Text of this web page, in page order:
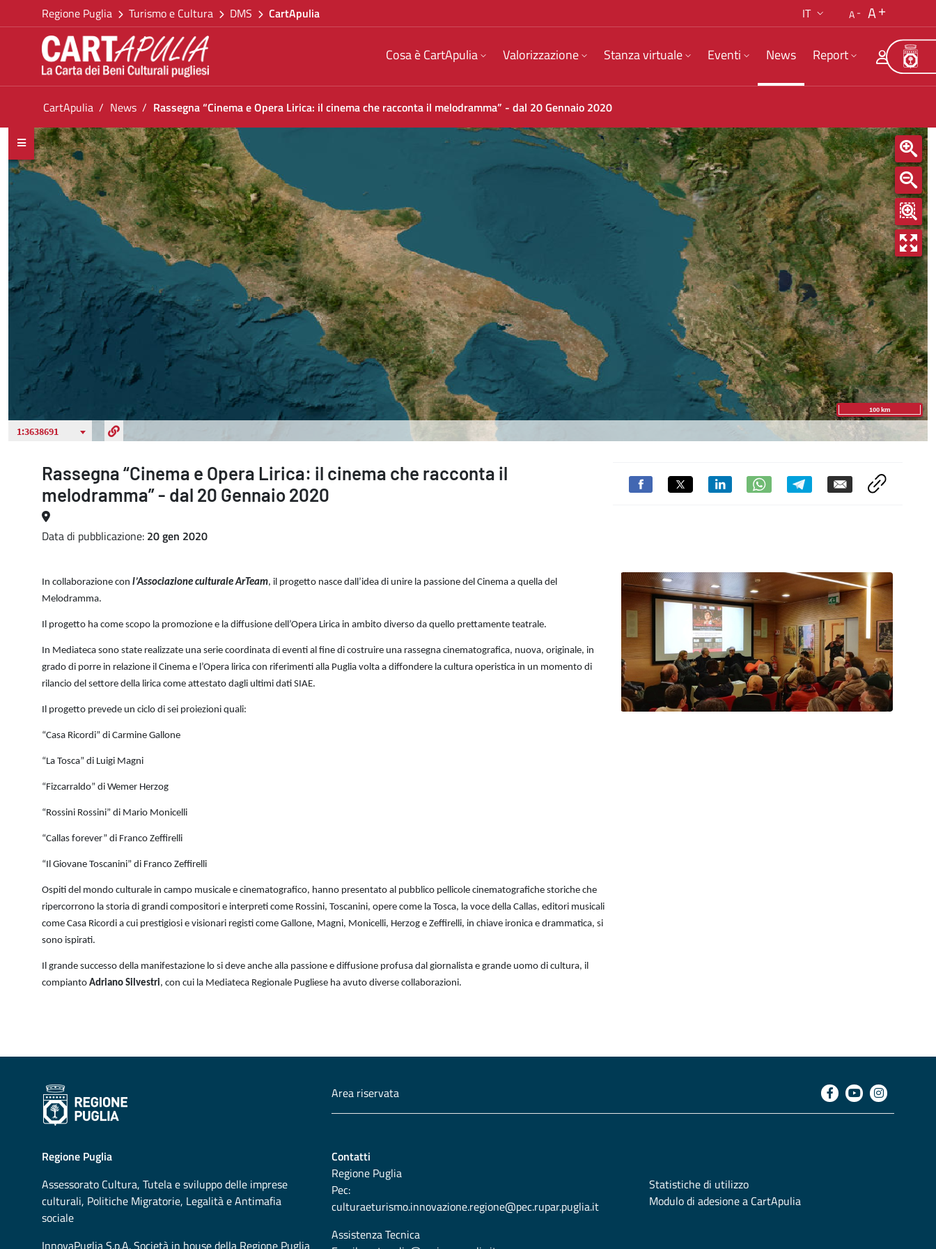
Salta al contenuto
Torna alla homepage
Vai al menu di navigazione
Vai ai contenuti
Vai al footer
Regione Puglia Turismo e Cultura DMS CartApulia IT A A
Cosa è CartApulia Valorizzazione Stanza virtuale Eventi News Report
Ti trovi in:
CartApulia News Rassegna “Cinema e Opera Lirica: il cinema che racconta il melodramma” - dal 20 Gennaio 2020
Rassegna “Cinema e Opera Lirica: il cinema che racconta il melodramma” - dal 20 Gennaio 2020
Rassegna “Cinema e Opera Lirica: il cinema che racconta il
melodramma” - dal 20 Gennaio 2020
Data di pubblicazione: 20 gen 2020
In collaborazione con l’Associazione culturale ArTeam, il progetto nasce dall’idea di unire la passione del Cinema a quella del
Melodramma.
Il progetto ha come scopo la promozione e la diffusione dell’Opera Lirica in ambito diverso da quello prettamente teatrale.
In Mediateca sono state realizzate una serie coordinata di eventi al fine di costruire una rassegna cinematografica, nuova, originale, in
grado di porre in relazione il Cinema e l’Opera lirica con riferimenti alla Puglia volta a diffondere la cultura operistica in un momento di
rilancio del settore della lirica come attestato dagli ultimi dati SIAE.
Il progetto prevede un ciclo di sei proiezioni quali:
“Casa Ricordi” di Carmine Gallone
“La Tosca” di Luigi Magni
“Fizcarraldo” di Wemer Herzog
“Rossini Rossini” di Mario Monicelli
“Callas forever” di Franco Zeffirelli
“Il Giovane Toscanini” di Franco Zeffirelli
Ospiti del mondo culturale in campo musicale e cinematografico, hanno presentato al pubblico pellicole cinematografiche storiche che
ripercorrono la storia di grandi compositori e interpreti come Rossini, Toscanini, opere come la Tosca, la voce della Callas, editori musicali
come Casa Ricordi a cui prestigiosi e visionari registi come Gallone, Magni, Monicelli, Herzog e Zeffirelli, in chiave ironica e drammatica, si
sono ispirati.
Il grande successo della manifestazione lo si deve anche alla passione e diffusione profusa dal giornalista e grande uomo di cultura, il
compianto Adriano Silvestri, con cui la Mediateca Regionale Pugliese ha avuto diverse collaborazioni.
Area riservata
Regione Puglia
Assessorato Cultura, Tutela e sviluppo delle imprese
culturali, Politiche Migratorie, Legalità e Antimafia
sociale
InnovaPuglia S.p.A. Società in house della Regione Puglia
Contatti
Regione Puglia
Pec:
culturaeturismo.innovazione.regione@pec.rupar.puglia.it
Assistenza Tecnica
Statistiche di utilizzo
Modulo di adesione a CartApulia